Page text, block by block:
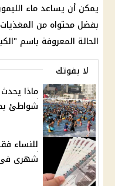
يمكن أن يساعد ماء
بفضل محتواه من
الحالة المعروفة باسم
لا يفوتك
شواطئ
شهرى فى